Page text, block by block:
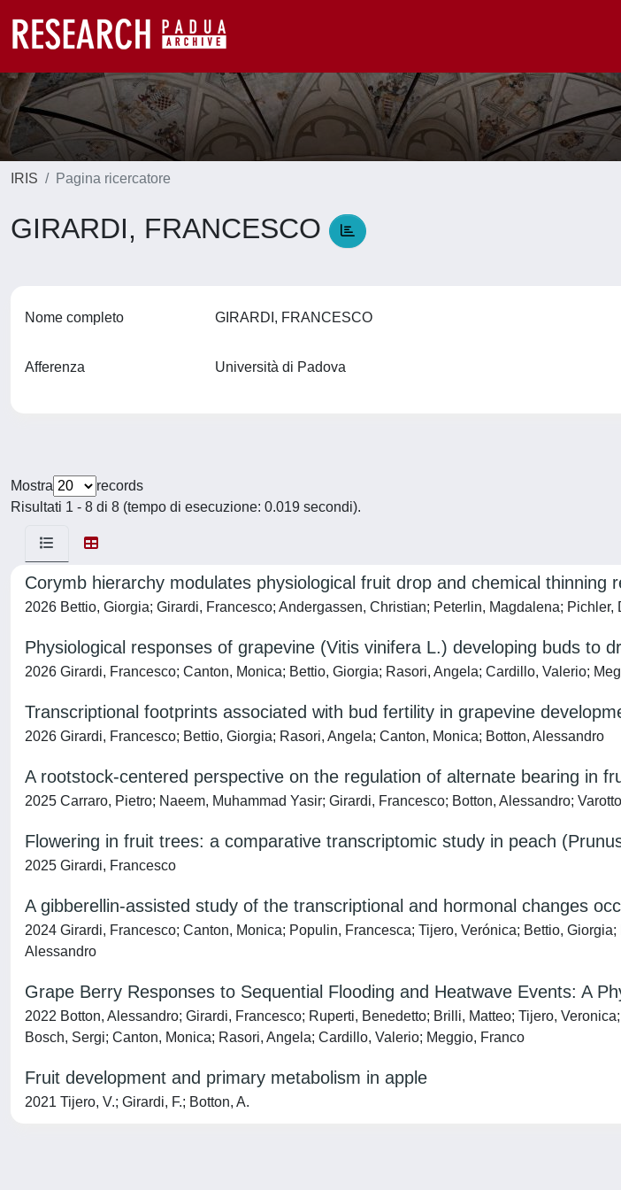
IRIS Pagina ricercatore
GIRARDI, FRANCESCO
Nome completo GIRARDI, FRANCESCO
Afferenza Università di Padova
Mostra
records
Risultati 1 - 8 di 8 (tempo di esecuzione: 0.019 secondi).
Corymb hierarchy modulates physiological fruit drop and chemical thinning
2026 Bettio, Giorgia; Girardi, Francesco; Andergassen, Christian; Peterlin, Magdalena;
Physiological responses of grapevine (Vitis vinifera L.) developing buds to
2026 Girardi, Francesco; Canton, Monica; Bettio, Giorgia; Rasori, Angela; Cardillo, Valerio;
Transcriptional footprints associated with bud fertility in grapevine
2026 Girardi, Francesco; Bettio, Giorgia; Rasori, Angela; Canton, Monica; Botton, Alessandro
A rootstock-centered perspective on the regulation of alternate bearing in
2025 Carraro, Pietro; Naeem, Muhammad Yasir; Girardi, Francesco; Botton, Alessandro;
Flowering in fruit trees: a comparative transcriptomic study in peach
2025 Girardi, Francesco
A gibberellin-assisted study of the transcriptional and hormonal changes
2024 Girardi, Francesco; Canton, Monica; Populin, Francesca; Tijero, Verónica; Bettio,
Alessandro
Grape Berry Responses to Sequential Flooding and Heatwave Events: A
2022 Botton, Alessandro; Girardi, Francesco; Ruperti, Benedetto; Brilli, Matteo; Tijero,
Bosch, Sergi; Canton, Monica; Rasori, Angela; Cardillo, Valerio; Meggio, Franco
Fruit development and primary metabolism in apple
2021 Tijero, V.; Girardi, F.; Botton, A.